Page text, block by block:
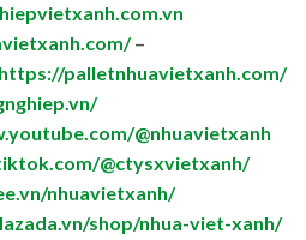
–
https://palletnhuavietxanh.com/
@nhuavietxanh
@ctysxvietxanh/
nhuavietxanh/
shop/nhua-viet-xanh/